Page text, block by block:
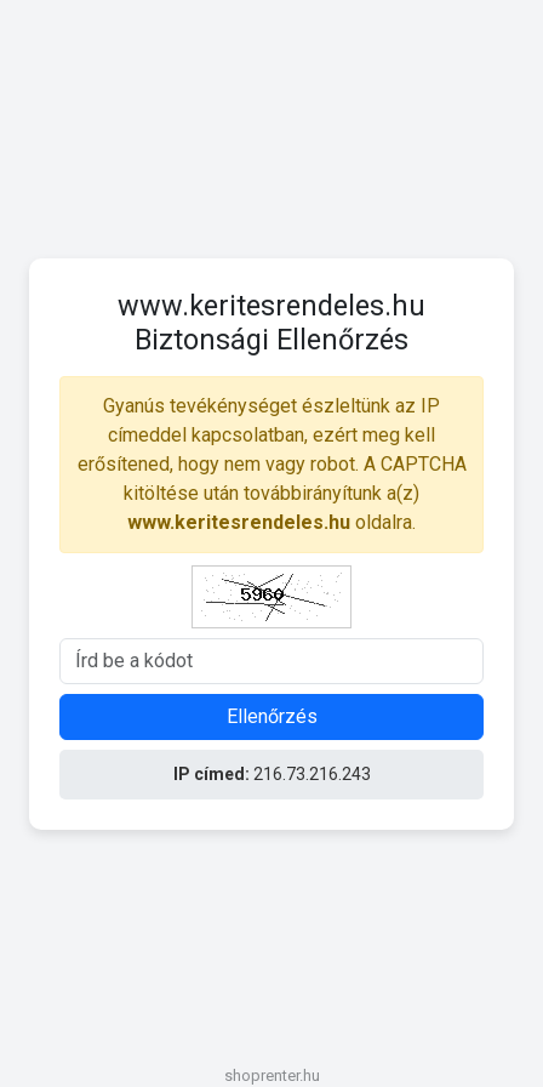
www.keritesrendeles.hu
Biztonsági Ellenőrzés
Gyanús tevékénységet észleltünk az IP
címeddel kapcsolatban, ezért meg kell
erősítened, hogy nem vagy robot. A CAPTCHA
kitöltése után továbbirányítunk a(z)
www.keritesrendeles.hu oldalra.
Ellenőrzés
IP címed: 216.73.216.243
shoprenter.hu